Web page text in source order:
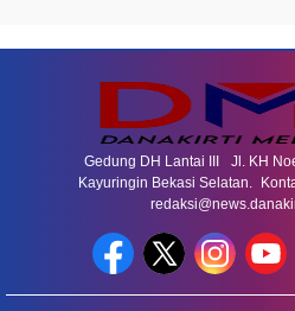
Gedung DH Lantai III Jl. KH
Kayuringin Bekasi Selatan.